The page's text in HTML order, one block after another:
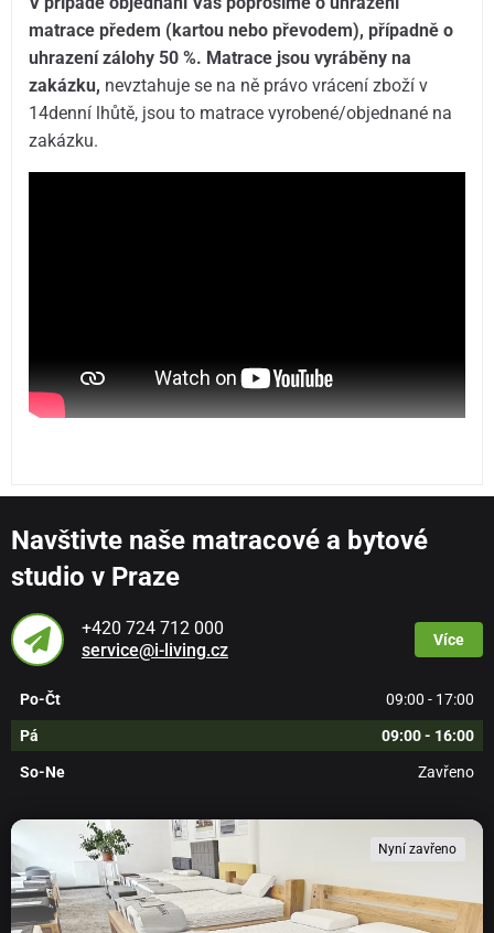
matrace předem (kartou nebo převodem), případně o
uhrazení zálohy 50 %. Matrace jsou vyráběny na
zakázku, nevztahuje se na ně právo vrácení zboží v
14denní lhůtě, jsou to matrace vyrobené/objednané na
zakázku.
Navštivte naše matracové a bytové
studio v Praze
+420 724 712 000
service@i-living.cz
Více
Po-Čt 09:00 - 17:00
Pá 09:00 - 16:00
So-Ne Zavřeno
Nyní zavřeno